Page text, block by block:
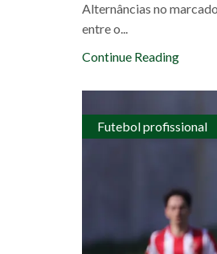
Alternâncias no
entre o...
Continue Reading
Futebol profissional